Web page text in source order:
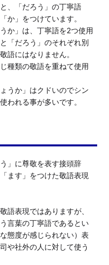
、「だろう」の丁寧語
か」をつけています。
か」は、丁寧語を2つ使用
「だろう」のそれぞれ別
語にはなりません。
種類の敬語を重ねて使用
うか」はクドいのでシン
われる事が多いです。
」に尊敬を表す接頭辞
ます」をつけた敬語表現
語表現ではありますが、
言葉の丁寧語であるとい
態度が感じられない）表
や社外の人に対して使う